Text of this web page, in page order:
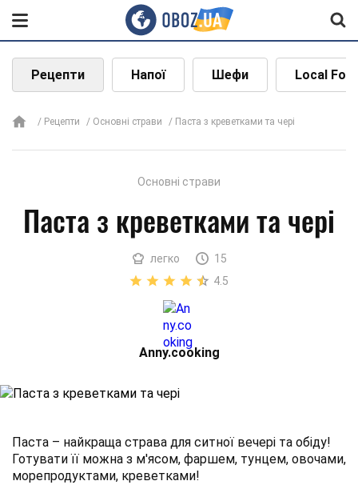
Рецепти Напої Шефи Local
Рецепти Основні страви Паста з креветками та чері
Основні страви
Паста з креветками та чері
легко
15
4.5
Аnny.cooking
Паста – найкраща страва для ситної вечері та обіду!
Готувати її можна з м'ясом, фаршем, тунцем, овочами,
морепродуктами, креветками!